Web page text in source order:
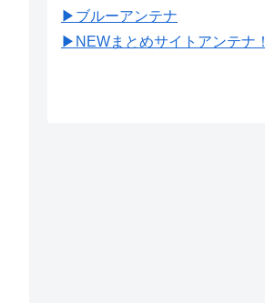
▶︎ブルーアンテナ
▶︎NEWまとめサイトアンテナ！